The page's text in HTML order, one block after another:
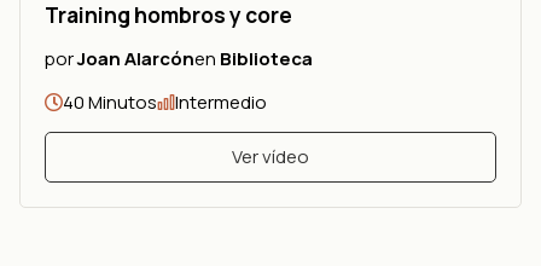
Training hombros y core
porJoan Alarcónen Biblioteca
40 Minutos
Intermedio
Ver vídeo